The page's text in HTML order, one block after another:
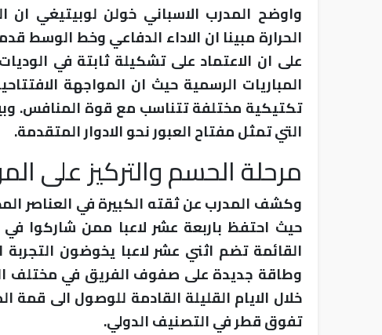
واوضح المدرب الاسباني خولن لوبيتيغي ان
الحرارة مبينا ان الاداء الدفاعي وخط الوسط
على ان الاعتماد على تشكيلة ثابتة في
المباريات الرسمية حيث ان المواجهة
تكتيكية مختلفة تتناسب مع قوة المنافس.
التي تمثل مفتاح العبور نحو الادوار المتقدمة.
مرحلة الحسم والتركيز على
وكشف المدرب عن ثقته الكبيرة في العناصر
حيث احتفظ باربعة عشر لاعبا ممن شاركوا
القائمة تضم اثني عشر لاعبا يخوضون
وطاقة جديدة على صفوف الفريق في مختلف
خلال الايام القليلة القادمة للوصول الى قمة
تفوق قطر في التصنيف الدولي.